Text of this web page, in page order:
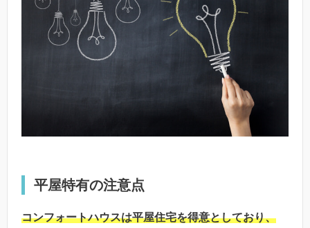
平屋特有の注意点
コンフォートハウスは平屋住宅を得意としており、